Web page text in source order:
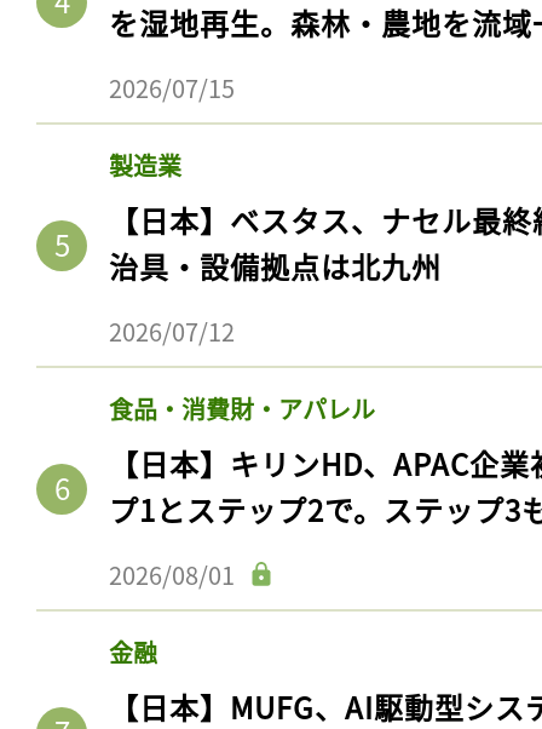
を湿地再生。森林・農地を流
2026/07/15
製造業
【日本】ベスタス、ナセル最
治具・設備拠点は北九州
2026/07/12
食品・消費財・アパレル
【日本】キリンHD、APAC企
プ1とステップ2で。ステップ3
2026/08/01
金融
【日本】MUFG、AI駆動型シ